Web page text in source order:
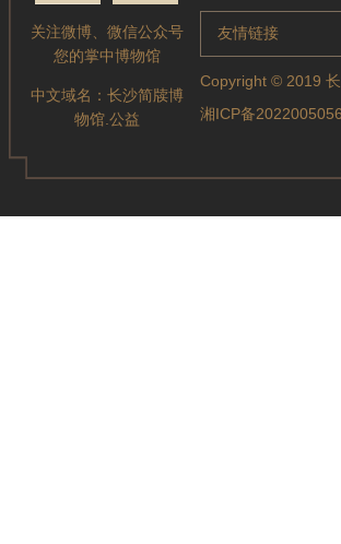
关注微博、微信公众号
您的掌中博物馆
中文域名： 长沙简牍博
物馆.公益
友情链接
Copyright © 2019
湘ICP备